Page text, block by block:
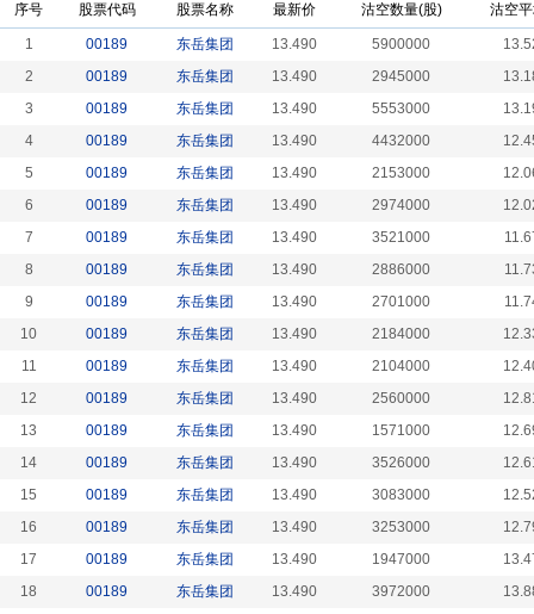
序号 股票代码 股票名称 最新价 沽空数量(股) 沽空
1 00189 东岳集团 13.490 5900000
2
00189 东岳集团 13.490 2945000
3
00189 东岳集团 13.490 5553000
4
00189 东岳集团 13.490 4432000
5
00189 东岳集团 13.490 2153000
6
00189 东岳集团 13.490 2974000
7
00189 东岳集团 13.490 3521000
8
00189 东岳集团 13.490 2886000
9
00189 东岳集团 13.490 2701000
10
00189 东岳集团 13.490 2184000
11
00189 东岳集团 13.490 2104000
12
00189 东岳集团 13.490 2560000
13
00189 东岳集团 13.490 1571000
14
00189 东岳集团 13.490 3526000
15
00189 东岳集团 13.490 3083000
16
00189 东岳集团 13.490 3253000
17
00189 东岳集团 13.490 1947000
18
00189 东岳集团 13.490 3972000